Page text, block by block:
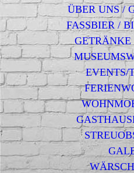
ÜBER UNS /
FASSBIER /
GETRÄNKE
EVENTS/